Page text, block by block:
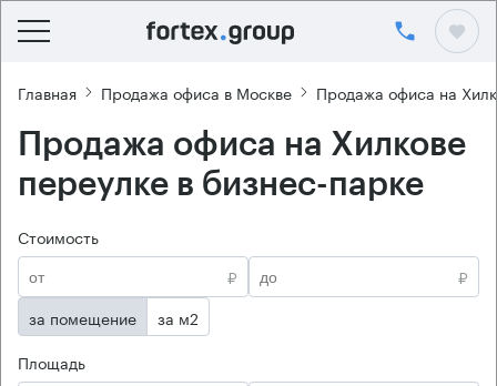
Главная Продажа офиса в Москве Продажа офиса на
Продажа офиса на Хилкове
переулке в бизнес-парке
Стоимость
₽
₽
за помещение
за м2
Площадь